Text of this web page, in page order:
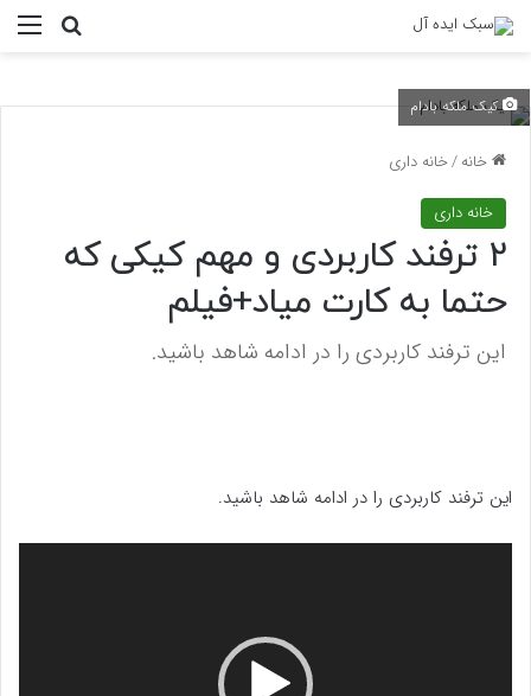
کیک ملکه بادام
خانه/خانه داری
خانه داری
2 ترفند کاربردی و مهم کیکی که
حتما به کارت میاد+فیلم
این ترفند کاربردی را در ادامه شاهد باشید.
این ترفند کاربردی را در ادامه شاهد باشید.